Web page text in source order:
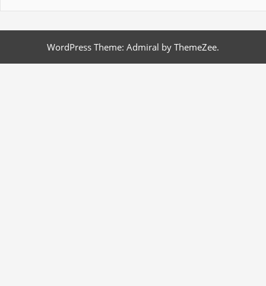
WordPress Theme: Admiral by ThemeZee.